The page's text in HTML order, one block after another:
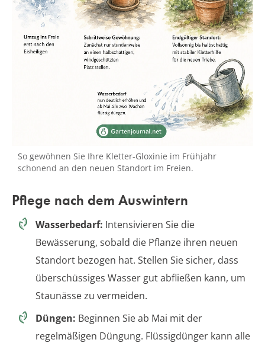
So gewöhnen Sie Ihre Kletter-Gloxinie im Frühjahr
schonend an den neuen Standort im Freien.
Pflege nach dem Auswintern
Wasserbedarf: Intensivieren Sie die
Bewässerung, sobald die Pflanze ihren neuen
Standort bezogen hat. Stellen Sie sicher, dass
überschüssiges Wasser gut abfließen kann, um
Staunässe zu vermeiden.
Düngen: Beginnen Sie ab Mai mit der
regelmäßigen Düngung. Flüssigdünger kann alle